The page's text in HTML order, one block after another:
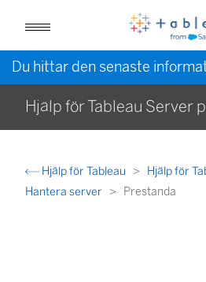
Du hittar den senaste
Hjälp för Tableau Server
Hjälp för Tableau
Hjälp för
Hantera server
Prestanda